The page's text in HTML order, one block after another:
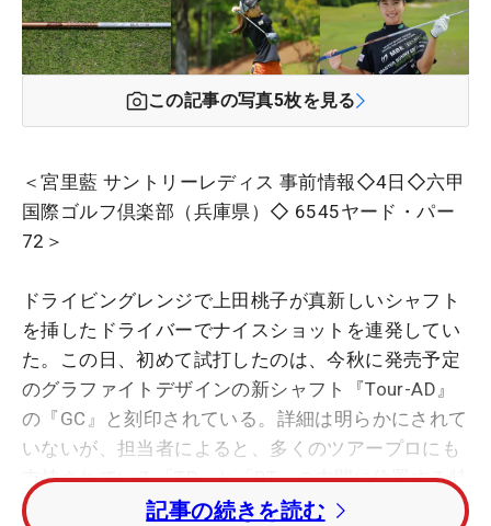
この記事の写真5枚を見る
＜宮里藍 サントリーレディス 事前情報◇4日◇六甲
国際ゴルフ倶楽部（兵庫県）◇ 6545ヤード・パー
72＞
ドライビングレンジで上田桃子が真新しいシャフト
を挿したドライバーでナイスショットを連発してい
た。この日、初めて試打したのは、今秋に発売予定
のグラファイトデザインの新シャフト『Tour-AD』
の『GC』と刻印されている。詳細は明らかにされて
いないが、担当者によると、多くのツアープロにも
支持されている「TP」と「PT」の中間に位置する特
徴を持たせているという。
記事の続きを読む